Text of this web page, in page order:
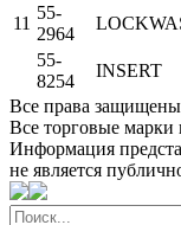
11
55-
2964
55-
8254
INSERT
Все права
Все торговые марки
Информация
не является